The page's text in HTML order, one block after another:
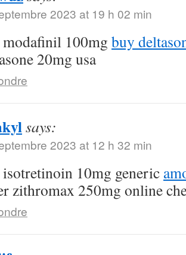
2023 at 19 h 02 min
100mg buy
20mg usa
says:
2023 at 12 h 32 min
10mg generic
zithromax 250mg online